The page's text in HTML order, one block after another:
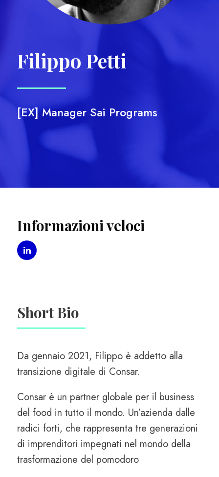
Filippo Petti
[EX] Manager Sai Programs
Informazioni veloci
Short Bio
Da gennaio 2021, Filippo è addetto alla
transizione digitale di Consar.
Consar è un partner globale per il business
del food in tutto il mondo. Un’azienda dalle
radici forti, che rappresenta tre generazioni
di imprenditori impegnati nel mondo della
trasformazione del pomodoro